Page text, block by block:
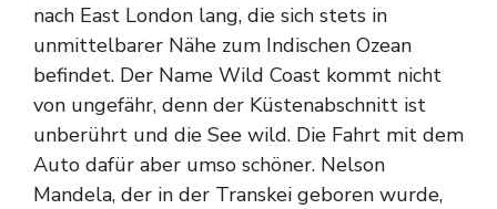
nach East London lang, die sich stets in
unmittelbarer Nähe zum Indischen Ozean
befindet. Der Name Wild Coast kommt nicht
von ungefähr, denn der Küstenabschnitt ist
unberührt und die See wild. Die Fahrt mit dem
Auto dafür aber umso schöner. Nelson
Mandela, der in der Transkei geboren wurde,